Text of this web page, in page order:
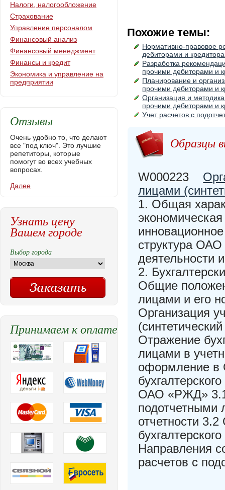
Похожие темы:
Нормативно-правовое
дебиторами и
Разработка
прочими дебиторами и
Планирование и
прочими дебиторами и
Организация и
прочими дебиторами и
Учет расчетов с
Образцы
W000223
лицами
1. Общая
структура
деятельности
2.
Общие
лицами и его
Организация
Отражение
лицами в
оформление в
ОАО «РЖД» 3.1
подотчетными
отчетности
Направления
расчетов с
Налоги, налогообложение
Страхование
Управление персоналом
Финансовый анализ
Финансовый менеджмент
Финансы и кредит
Экономика и управление на
предприятии
Отзывы
Очень удобно то, что делают
все "под ключ". Это лучшие
репетиторы, которые
помогут во всех учебных
вопросах.
Далее
Узнать цену
Вашем городе
Выбор города
Принимаем к оплате